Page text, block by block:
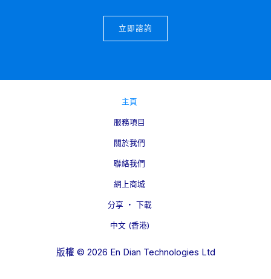
立即諮詢
主頁
服務項目
關於我們
聯絡我們
網上商城
分享 ‧ 下載
中文 (香港)
版權 © 2026 En Dian Technologies Ltd